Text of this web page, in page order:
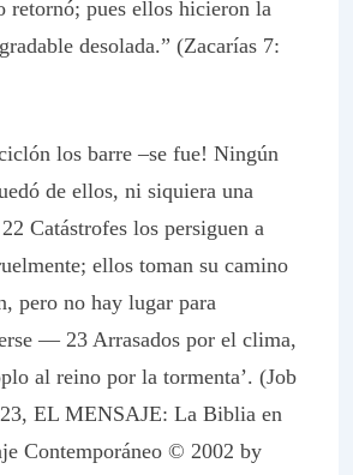
retornó; pues ellos hicieron la
desolada.” (Zacarías 7:
los barre –se fue! Ningún
de ellos, ni siquiera una
Catástrofes los persiguen a
ellos toman su camino
pero no hay lugar para
— 23 Arrasados por el clima,
al reino por la tormenta’. (Job
EL MENSAJE: La Biblia en
Contemporáneo © 2002 by